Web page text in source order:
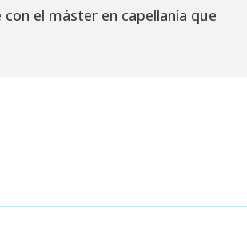
el máster en capellanía que